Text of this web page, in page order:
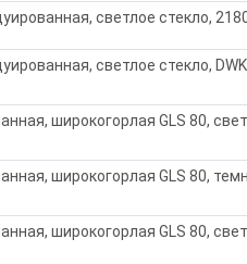
светлое стекло,
светлое стекло,
широкогорлая GLS 80,
широкогорлая GLS 80,
широкогорлая GLS 80,